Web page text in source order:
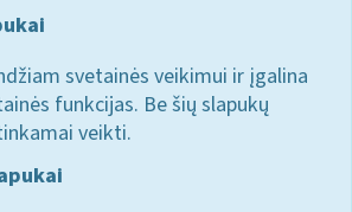
svetainės veikimui ir įgalina
funkcijas. Be šių slapukų
veikti.